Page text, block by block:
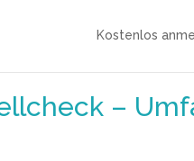
Kostenlos
–